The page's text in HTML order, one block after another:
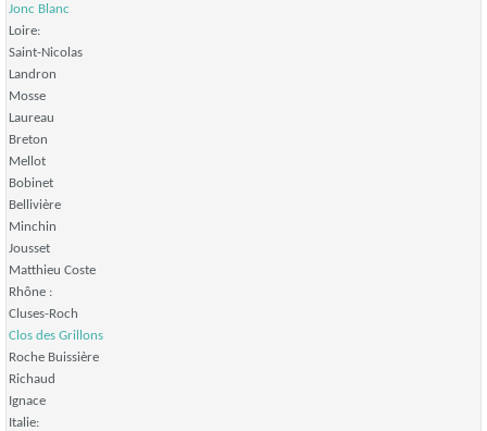
Jonc Blanc
Loire:
Saint-Nicolas
Landron
Mosse
Laureau
Breton
Mellot
Bobinet
Bellivière
Minchin
Jousset
Matthieu Coste
Rhône :
Cluses-Roch
Clos des Grillons
Roche Buissière
Richaud
Ignace
Italie: